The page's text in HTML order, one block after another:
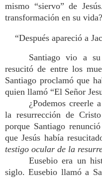
mismo “siervo” de
transformación en su vida?
“Después apareció a
Santiago vio a
resucitó de entre los
Santiago proclamó que
quien llamó “El Señor
¿Podemos creerle
la resurrección de
porque Santiago
que Jesús había
testigo ocular de la
Eusebio era un
siglo. Eusebio llamó a